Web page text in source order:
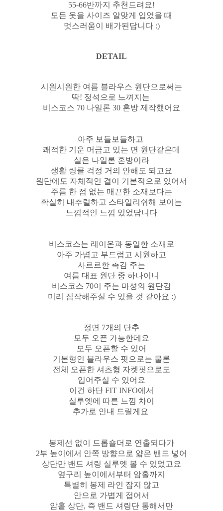
55-66반까지 추천드려요!
모든 옷을 사이즈 알맞게 입었을 때
멋스러움이 배가된답니다 :)
DETAIL
시원시원한 여름 블라우스 원단으로써는
딱! 정석으로 느껴지는
비스코스 70 나일론 30 혼방 제작했어요
아주 보들보들하고
쾌적한 기운 머금고 있는 면 원단같은데
실은 나일론 혼방이라
생활 링클 걱정 거의 안해도 되고요
원단에도 자체적인 결이 기본적으로 있어서
주름 한 점 없는 매끈한 소재보다는
확실히 내추럴하고 스타일리쉬해 보이는
느낌적인 느낌 있었답니다
비스코스는 레이온과 동일한 소재로
아주 가볍고 부드럽고 시원하고
사르르한 촉감 주는
여름 대표 원단 중 하나이니
비스코스 70이 주는 마성의 원단감
미리 짐작해주실 수 있을 것 같아요 :)
정면 7개의 단추
모두 오픈 가능한데요
모두 오픈할 수 있어
기본형인 블라우스 핏으로는 물론
전체 오픈한 셔츠형 자켓핏으로도
입어주실 수 있어요
이건 하단 FIT INFO에서
실루엣에 따른 느낌 차이
추가로 안내 드릴게요
봉제선 없이 드롭숄더로 연출되다가
2부 높이에서 안쪽 방향으로 얇은 밴드 넣어
상단만 밴드 셔링 실루엣 볼 수 있었고요
옆구리 높이에서부터 암홀까지
특별히 봉제 라인 잡지 않고
안으로 가볍게 접어서
암홀 상단, 즉 밴드 셔링단 통해서만